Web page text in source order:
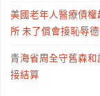
美國老年人醫療債
所 未了償會接恥辱
青海省周全守舊森
接結算